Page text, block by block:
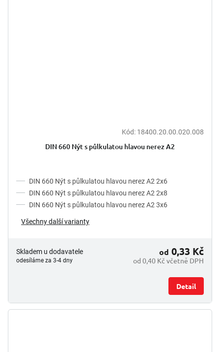
Kód: 18400.20.00.020.008
DIN 660 Nýt s půlkulatou hlavou nerez A2
DIN 660 Nýt s půlkulatou hlavou nerez A2 2x6
DIN 660 Nýt s půlkulatou hlavou nerez A2 2x8
DIN 660 Nýt s půlkulatou hlavou nerez A2 3x6
Všechny další varianty
Skladem u dodavatele
odesíláme za 3-4 dny od 0,40 Kč včetně DPH
od 0,33 Kč
Detail